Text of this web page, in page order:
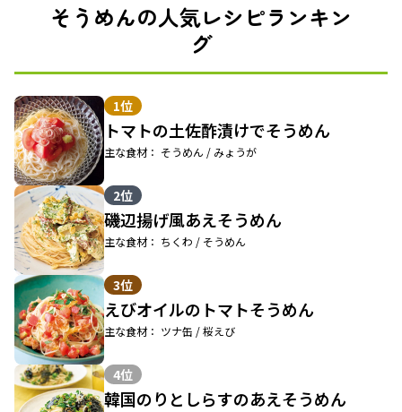
そうめんの人気レシピランキン
グ
1位
トマトの土佐酢漬けでそうめん
主な食材： そうめん / みょうが
2位
磯辺揚げ風あえそうめん
主な食材： ちくわ / そうめん
3位
えびオイルのトマトそうめん
主な食材： ツナ缶 / 桜えび
4位
韓国のりとしらすのあえそうめん